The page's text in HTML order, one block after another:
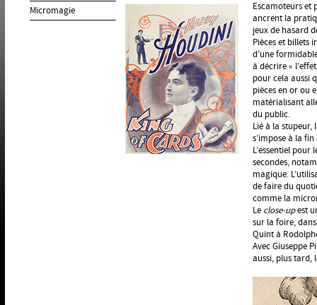
Micromagie
Escamoteurs et
ancrent la
jeux de hasard
Pièces et billets
d’une
à décrire «
pour cela aussi
pièces en or ou
matérialisant
du public.
Lié à la
s’impose à la
L’essentiel
secondes,
magique.
de faire du
comme la
Le close-upest
sur la foire,
Quint à
Avec Giuseppe
aussi, plus tard,